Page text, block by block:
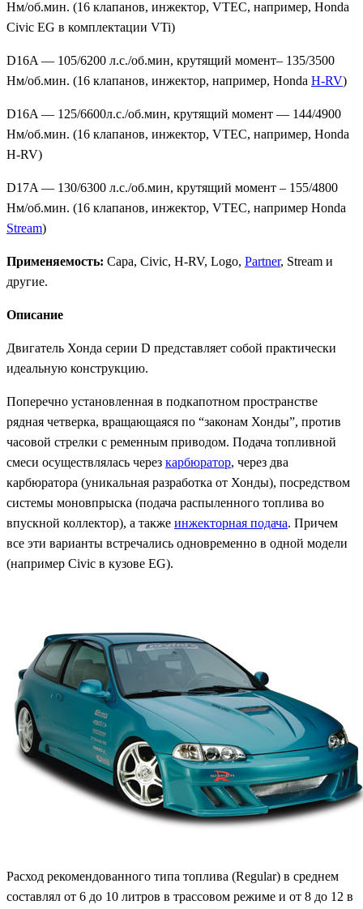
Нм/об.мин. (16 клапанов, инжектор, VTEC, например, Honda
Civic EG в комплектации VTi)
D16A — 105/6200 л.с./об.мин, крутящий момент– 135/3500
Нм/об.мин. (16 клапанов, инжектор, например, Honda H-RV)
D16A — 125/6600л.с./об.мин, крутящий момент — 144/4900
Нм/об.мин. (16 клапанов, инжектор, VTEC, например, Honda
H-RV)
D17A — 130/6300 л.с./об.мин, крутящий момент – 155/4800
Нм/об.мин. (16 клапанов, инжектор, VTEC, например Honda
Stream)
Применяемость: Capa, Civic, H-RV, Logo, Partner, Stream и
другие.
Описание
Двигатель Хонда серии D представляет собой практически
идеальную конструкцию.
Поперечно установленная в подкапотном пространстве
рядная четверка, вращающаяся по “законам Хонды”, против
часовой стрелки с ременным приводом. Подача топливной
смеси осуществлялась через карбюратор, через два
карбюратора (уникальная разработка от Хонды), посредством
системы моновпрыска (подача распыленного топлива во
впускной коллектор), а также инжекторная подача. Причем
все эти варианты встречались одновременно в одной модели
(например Civic в кузове EG).
Расход рекомендованного типа топлива (Regular) в среднем
составлял от 6 до 10 литров в трассовом режиме и от 8 до 12 в